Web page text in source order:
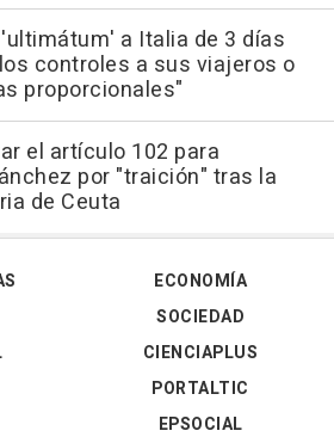
a Italia de 3 días
controles a sus viajeros o
proporcionales"
el artículo 102 para
por "traición" tras la
de Ceuta
ECONOMÍA
SOCIEDAD
CIENCIAPLUS
PORTALTIC
EPSOCIAL